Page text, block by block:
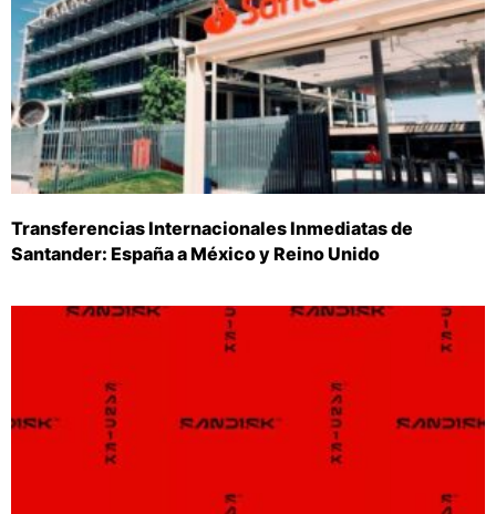
Transferencias Internacionales Inmediatas de
Santander: España a México y Reino Unido